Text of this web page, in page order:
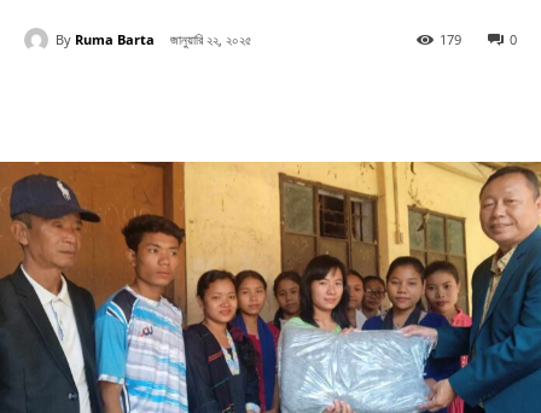
By Ruma Barta জানুয়ারি ২২, ২০২৫ 0
179